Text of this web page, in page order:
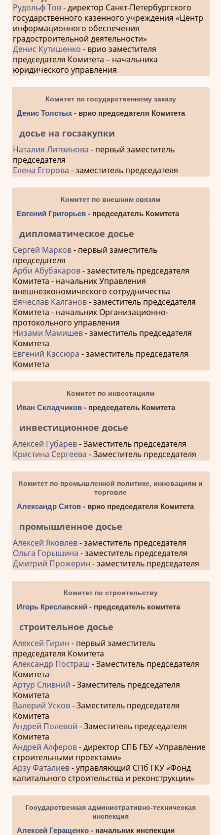
Рудольф Тов- директор Санкт-Петербургского
государственного казенного учреждения «Центр
информационного обеспечения
градостроительной деятельности»
Денис Кутишенко - врио заместителя
председателя Комитета – начальника
юридического управления
Комитет по государственному заказу
Денис Толстых- врио председателя Комитета
досье на госзакупки
Наталия Литвинова - первый заместитель
председателя
Елена Егорова - заместитель председателя
Комитет по внешним связям
Евгений Григорьев- председатель Комитета
дипломатическое досье
Сергей Марков- первый заместитель
председателя
Арби Абубакаров- заместитель председателя
Комитета - начальник Управления
внешнеэкономического сотрудничества
Вячеслав Калганов- заместитель председателя
Комитета - начальник Организационно-
протокольного управления
Низами Мамишев- заместитель председателя
Комитета
Евгений Кассюра - заместитель председателя
Комитета
Комитет по инвестициям
Иван Складчиков- председатель Комитета
инвестиционное досье
Алексей Губарев- Заместитель председателя
Кристина Сергеева - Заместитель председателя
Комитет по промышленной политике, инновациям и
торговле
Александр Ситов- врио председателя Комитета
промышленное досье
Алексей Яковлев- заместитель председателя
Ольга Горышина - заместитель председателя
Дмитрий Прожерин - заместитель председателя
Комитет по строительству
Игорь Креславский - председатель комитета
строительное досье
Алексей Гирин - первый заместитель
председателя Комитета
Александр Постраш - Заместитель председателя
Комитета
Артур Сливний - Заместитель председателя
Комитета
Валерий Усков- Заместитель председателя
Комитета
Андрей Полевой - Заместитель председателя
Комитета
Андрей Алферов- директор СПБ ГБУ «Управление
строительными проектами»
Арзу Фаталиев- управляющий СПб ГКУ «Фонд
капитального строительства и реконструкции»
Государственная административно-техническая
инспекция
Алексей Геращенко- начальник инспекции